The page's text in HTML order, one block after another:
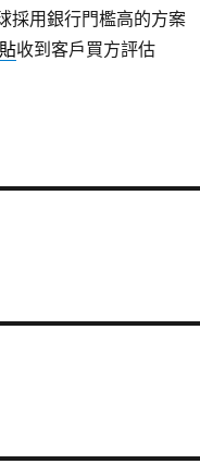
採用銀行門檻高的方案
收到客戶買方評估